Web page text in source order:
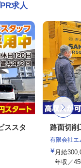
求人
ススタ
路面切
有限会社エ
月給
年収／